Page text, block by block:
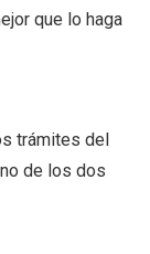
que lo haga
trámites del
de los dos